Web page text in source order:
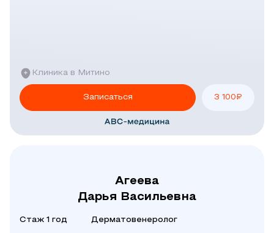
Клиника в Митино
Записаться 3 100₽
Агеева
Дарья Васильевна
Стаж 1 год Дерматовенеролог